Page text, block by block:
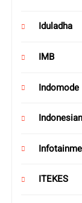
Iduladha
IMB
Indomode
ITEKES